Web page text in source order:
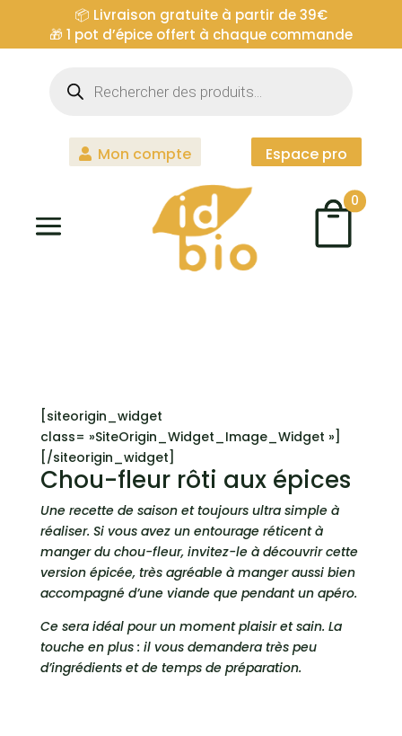
📦 Livraison gratuite à partir de 39€
🎁 1 pot d’épice offert à chaque commande
produits
Mon compte Espace pro
0
[siteorigin_widget
class= »SiteOrigin_Widget_Image_Widget »]
[/siteorigin_widget]
Chou-fleur rôti aux épices
Une recette de saison et toujours ultra simple à
réaliser. Si vous avez un entourage réticent à
manger du chou-fleur, invitez-le à découvrir cette
version épicée, très agréable à manger aussi bien
accompagné d’une viande que pendant un apéro.
Ce sera idéal pour un moment plaisir et sain. La
touche en plus : il vous demandera très peu
d’ingrédients et de temps de préparation.